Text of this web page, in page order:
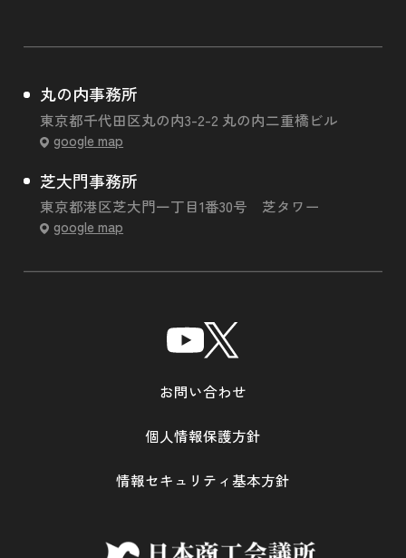
丸の内事務所
東京都千代田区丸の内3-2-2 丸の内二重橋ビル
google map
芝大門事務所
東京都港区芝大門一丁目1番30号 芝タワー
google map
お問い合わせ
個人情報保護方針
情報セキュリティ基本方針